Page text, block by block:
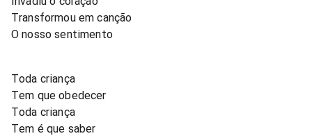
Transformou em canção
O nosso sentimento
Toda criança
Tem que obedecer
Toda criança
Tem é que saber